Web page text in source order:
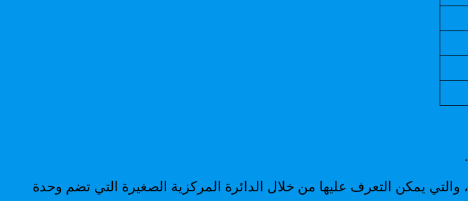
وهو بذلك يسترجع هذه اللوحة الكبيرة المقاس 6.7 بوصة ، والتي تسمى Infinity-O ، والتي يمكن التعرف عليها من خلال الدائرة المركزية الصغيرة التي تضم وحدة